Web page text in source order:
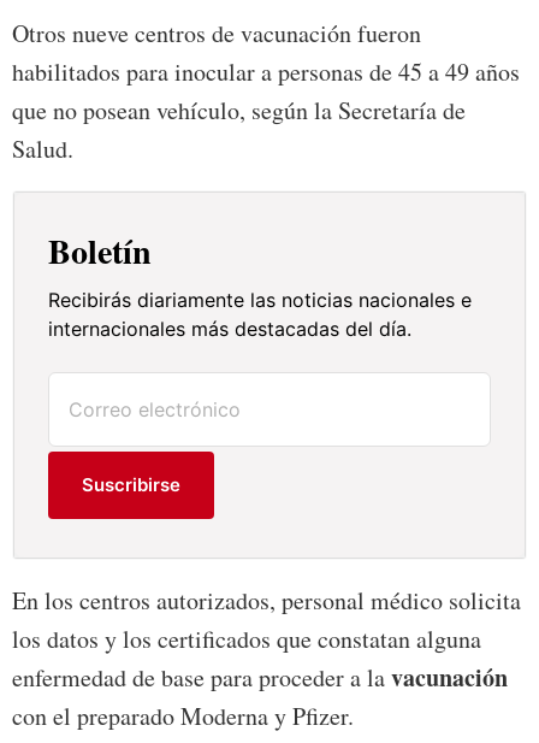
Otros nueve centros de vacunación fueron
habilitados para inocular a personas de 45 a 49 años
que no posean vehículo, según la Secretaría de
Salud.
Boletín
Recibirás diariamente las noticias nacionales e
internacionales más destacadas del día.
Suscribirse
En los centros autorizados, personal médico solicita
los datos y los certificados que constatan alguna
enfermedad de base para proceder a lavacunación
con el preparado Moderna y Pfizer.